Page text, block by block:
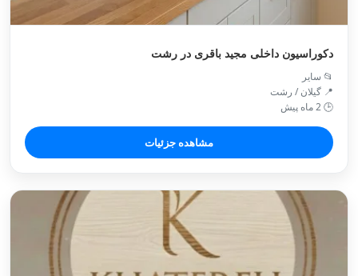
دکوراسیون داخلی مجید باقری در رشت
📂 سایر
📍 گیلان / رشت
🕒 2 ماه پیش
مشاهده جزئیات